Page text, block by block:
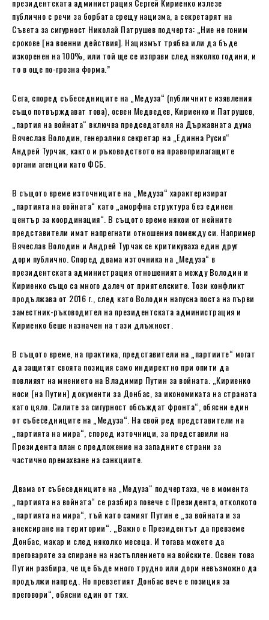
публично с речи за борбата срещу нацизма, а секретарят на
Съвета за сигурност Николай Патрушев подчерта: „Ние не гоним
срокове [на военни действия]. Нацизмът трябва или да бъде
изкоренен на 100%, или той ще се изправи след няколко години, и
то в още по-грозна форма.”
Сега, според събеседниците на „Медуза“ (публичните изявления
също потвърждават това), освен Медведев, Кириенко и Патрушев,
„партия на войната“ включва председателя на Държавната дума
Вячеслав Володин, генералния секретар на „Единна Русия“
Андрей Турчак, както и ръководството на правоприлагащите
органи агенции като ФСБ.
В същото време източниците на „Медуза“ характеризират
„партията на войната“ като „аморфна структура без единен
център за координация“. В същото време някои от нейните
представители имат напрегнати отношения помежду си. Например
Вячеслав Володин и Андрей Турчак се критикуваха един друг
дори публично. Според двама източника на „Медуза“ в
президентската администрация отношенията между Володин и
Кириенко също са много далеч от приятелските. Този конфликт
продължава от 2016 г., след като Володин напусна поста на първи
заместник-ръководител на президентската администрация и
Кириенко беше назначен на тази длъжност.
В същото време, на практика, представители на „партиите“ могат
да защитят своята позиция само индиректно при опити да
повлияят на мнението на Владимир Путин за войната. „Кириенко
носи [на Путин] документи за Донбас, за икономиката на страната
като цяло. Силите за сигурност обсъждат фронта“, обясни един
от събеседниците на „Медуза“. На свой ред представители на
„партията на мира“, според източници, за представили на
Президента план с предложение на западните страни за
частично премахване на санкциите.
Двама от събеседниците на „Медуза“ подчертаха, че в момента
„партията на войната“ се разбира повече с Президента, отколкото
„партията на мира“, тъй като самият Путин е „за войната и за
анексиране на територии“. „Важно е Президентът да превземе
Донбас, макар и след няколко месеца. И тогава можете да
преговаряте за спиране на настъплението на войските. Освен това
Путин разбира, че ще бъде много трудно или дори невъзможно да
продължи напред. Но превзетият Донбас вече е позиция за
преговори“, обясни един от тях.